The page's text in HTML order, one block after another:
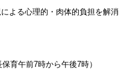
よる心理的・肉体的負担を解消
育午前7時から午後7時）